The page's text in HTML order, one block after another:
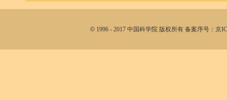
© 1996 - 2017 中国科学院 版权所有 备案序号：京